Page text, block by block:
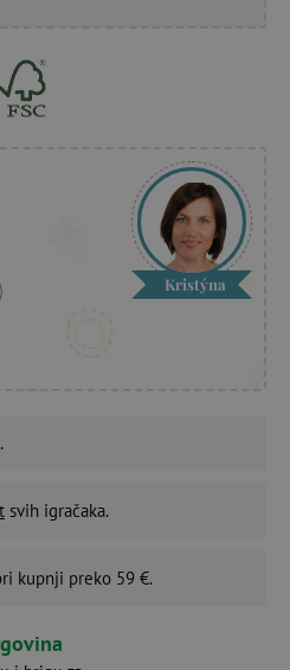
Kristýna
svih igračaka.
kupnji preko 59 €.